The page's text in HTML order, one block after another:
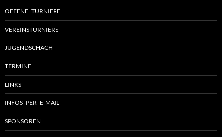
OFFENE TURNIERE
VEREINSTURNIERE
JUGENDSCHACH
TERMINE
LINKS
INFOS PER E-MAIL
SPONSOREN